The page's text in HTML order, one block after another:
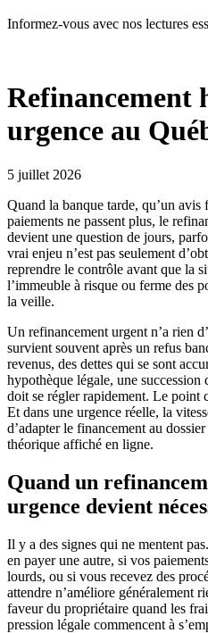
Informez-vous avec nos lectures
Refinancement
urgence au
5 juillet 2026
Quand la banque tarde, qu’un
paiements ne passent plus, le
devient une question de jours,
vrai enjeu n’est pas seulement
reprendre le contrôle avant que la
l’immeuble à risque ou ferme des
la veille.
Un refinancement urgent n’a rien
survient souvent après un refus
revenus, des dettes qui se sont
hypothèque légale, une
doit se régler rapidement. Le point
Et dans une urgence réelle, la
d’adapter le financement au
théorique affiché en ligne.
Quand un
urgence devient
Il y a des signes qui ne mentent
en payer une autre, si vos
lourds, ou si vous recevez des
attendre n’améliore généralement
faveur du propriétaire quand les
pression légale commencent à